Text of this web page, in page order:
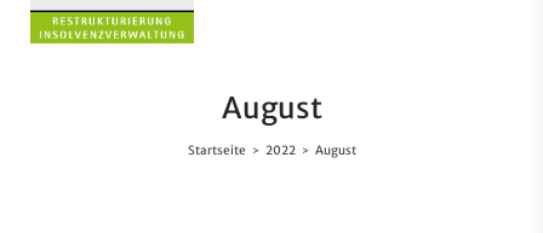
August
Startseite > 2022 > August